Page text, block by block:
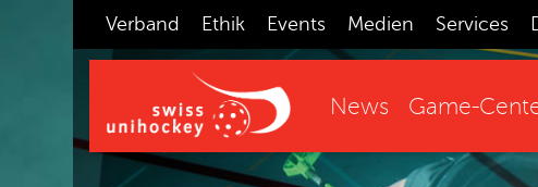
Verband Ethik Events Medien Services
News Game-